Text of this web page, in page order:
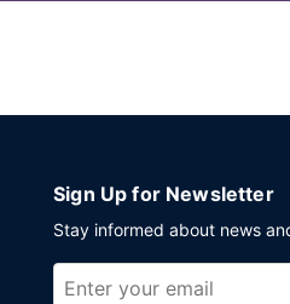
Sign Up for Newsletter
Stay informed about news